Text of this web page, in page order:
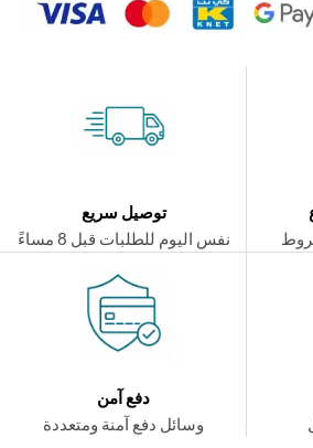
توصيل سريع
نفس اليوم للطلبات قبل 8 مساءً
دفع آمن
وسائل دفع آمنة ومتعددة